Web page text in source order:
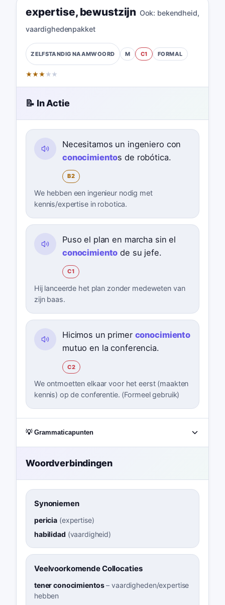
expertise, bewustzijn Ook: bekendheid,
vaardighedenpakket
ZELFSTANDIG NAAMWOORD M C1 FORMAL
★★★ ★ ★
📝 In Actie
Necesitamos un ingeniero con
conocimientos de robótica.
B2
We hebben een ingenieur nodig met
kennis/expertise in robotica.
Puso el plan en marcha sin el
conocimiento de su jefe.
C1
Hij lanceerde het plan zonder medeweten van
zijn baas.
Hicimos un primer conocimiento
mutuo en la conferencia.
C2
We ontmoetten elkaar voor het eerst (maakten
kennis) op de conferentie. (Formeel gebruik)
💡 Grammaticapunten
Woordverbindingen
Synoniemen
pericia (expertise)
habilidad (vaardigheid)
Veelvoorkomende Collocaties
tener conocimientos–vaardigheden/expertise
hebben